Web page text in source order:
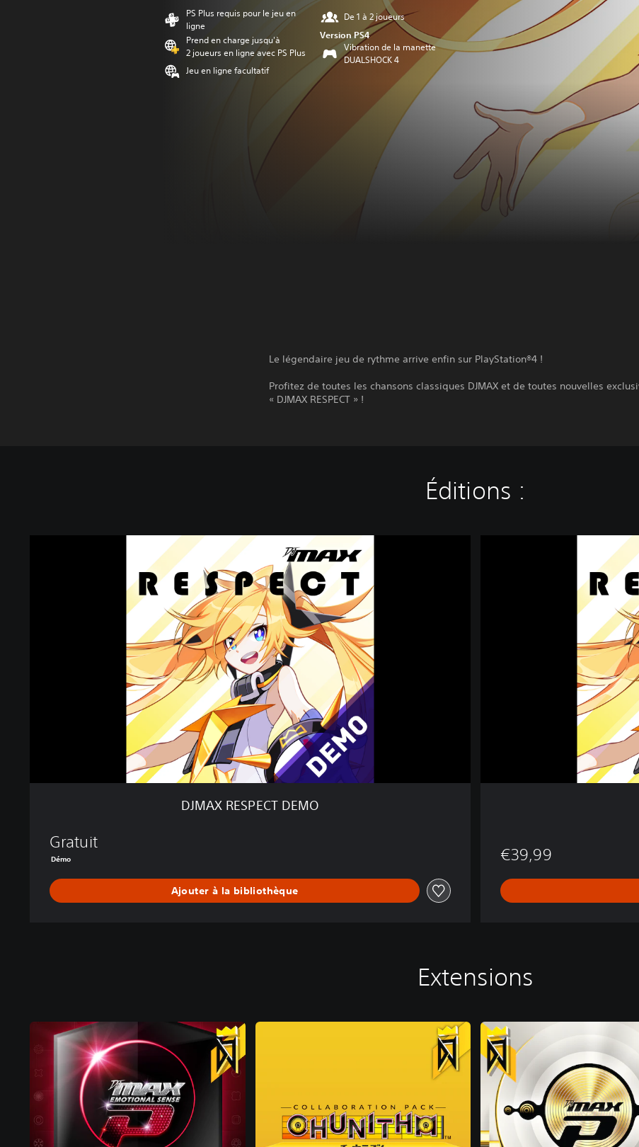
PS Plus requis pour le jeu en
ligne
Prend en charge jusqu'à
2 joueurs en ligne avec PS Plus
Jeu en ligne facultatif
De 1 à 2 joueurs
Version PS4
Vibration de la manette
DUALSHOCK 4
Le légendaire jeu de rythme arrive enfin sur PlayStation®4 !
Profitez de toutes les chansons classiques DJMAX et de toutes nouvelles
« DJMAX RESPECT » !
Éditions :
DJMAX RESPECT DEMO
Gratuit
Démo
Ajouter à la bibliothèque
€39,99
Extensions